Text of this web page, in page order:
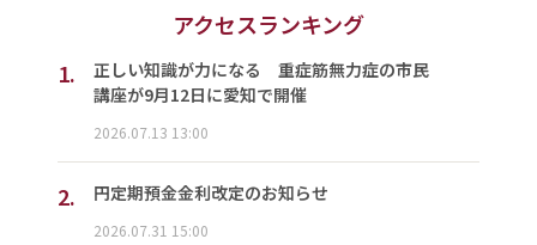
アクセスランキング
1.
正しい知識が力になる 重症筋無力症の市民
講座が9月12日に愛知で開催
2026.07.13 13:00
2. 円定期預金金利改定のお知らせ
2026.07.31 15:00